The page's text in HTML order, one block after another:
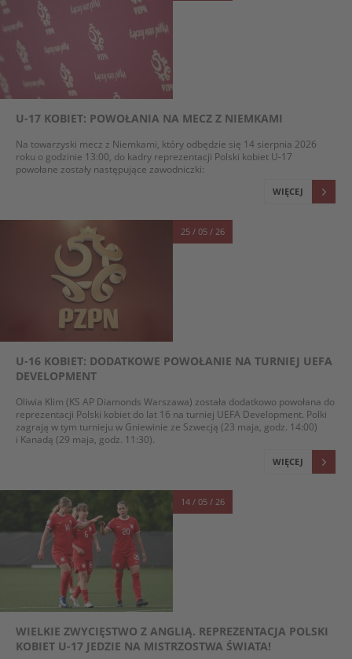
U-17 KOBIET: POWOŁANIA NA MECZ Z NIEMKAMI
Na towarzyski mecz z Niemkami, który odbędzie się 14 sierpnia 2026
roku o godzinie 13:00, do kadry reprezentacji Polski kobiet U-17
powołane zostały następujące zawodniczki:
WIĘCEJ
25 / 05 / 26
U-16 KOBIET: DODATKOWE POWOŁANIE NA TURNIEJ UEFA
DEVELOPMENT
Oliwia Klim (KS AP Diamonds Warszawa) została dodatkowo powołana do
reprezentacji Polski kobiet do lat 16 na turniej UEFA Development. Polki
zagrają w tym turnieju w Gniewinie ze Szwecją (23 maja, godz. 14:00)
i Kanadą (29 maja, godz. 11:30).
WIĘCEJ
14 / 05 / 26
WIELKIE ZWYCIĘSTWO Z ANGLIĄ. REPREZENTACJA POLSKI
KOBIET U-17 JEDZIE NA MISTRZOSTWA ŚWIATA!